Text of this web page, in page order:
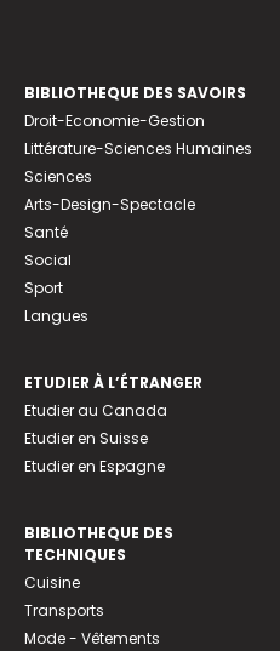
BIBLIOTHEQUE DES SAVOIRS
Droit-Economie-Gestion
Littérature-Sciences Humaines
Sciences
Arts-Design-Spectacle
Santé
Social
Sport
Langues
ETUDIER À L’ÉTRANGER
Etudier au Canada
Etudier en Suisse
Etudier en Espagne
BIBLIOTHEQUE DES
TECHNIQUES
Cuisine
Transports
Mode - Vêtements